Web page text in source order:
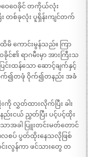
ဝေဝေခိုင် တကိုယ်လုံး
တစ်ခုလုံး ပူရှိန်းကျင်တက်
ကောင်းမွန်သည်။ ကြာ
င်၏ ရာဂမီးမှာ အားကြီးသ
းထန်သော ဆောင့်ချက်နှင့်
က်၍တဖုံ ဝိုက်၍တနည်း အခံ
လွှတ်ထားလိုက်ပြီး ခါး
းငယ် ညွှတ်ပြီး ပင့်ပင့်ထိုး
ာအခါ ပြူးတင်းမတ်တောင်
စပ် ပွတ်ထိုးနေသလိုဖြစ်
လွန်ကာ ဖင်သားတွေ တ